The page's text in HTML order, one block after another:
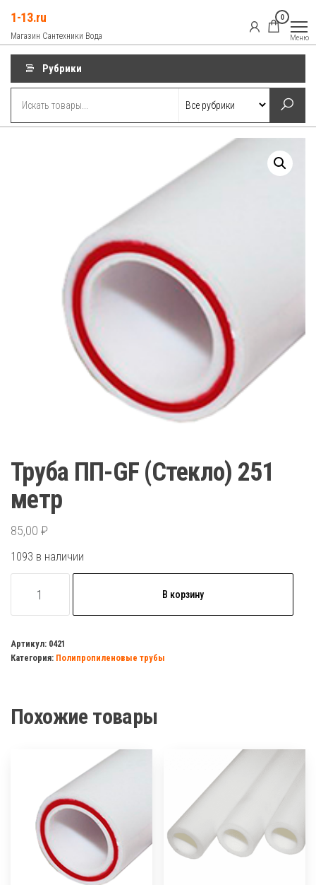
содержимому
1-13.ru
Магазин Сантехники Вода
0
Меню
Рубрики
Труба ПП-GF (Стекло) 251
метр
85,00 ₽
1093 в наличии
товара
ПП-
GF
метр
В корзину
Артикул: 0421
Категория: Полипропиленовые трубы
Похожие товары